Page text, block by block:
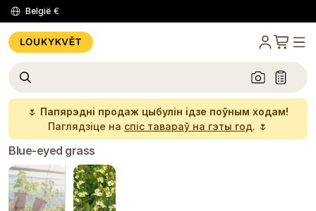
België €
🌷 Папярэдні продаж цыбулін ідзе поўным ходам!
Паглядзіце на спіс тавараў на гэты год. 🌷
Blue-eyed grass